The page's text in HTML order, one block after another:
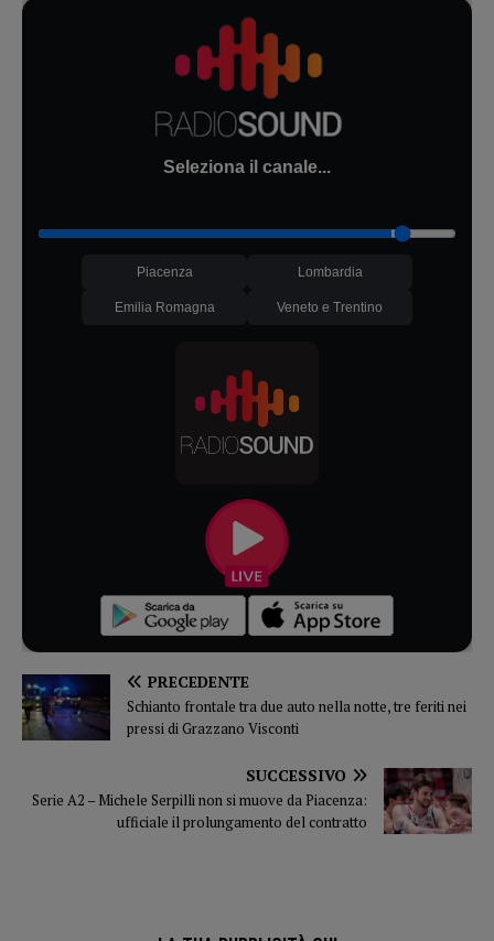
Seleziona il canale...
Piacenza Lombardia
Emilia Romagna Veneto e Trentino
PRECEDENTE
Schianto frontale tra due auto nella notte, tre feriti nei
pressi di Grazzano Visconti
SUCCESSIVO
Serie A2 – Michele Serpilli non si muove da Piacenza:
ufficiale il prolungamento del contratto